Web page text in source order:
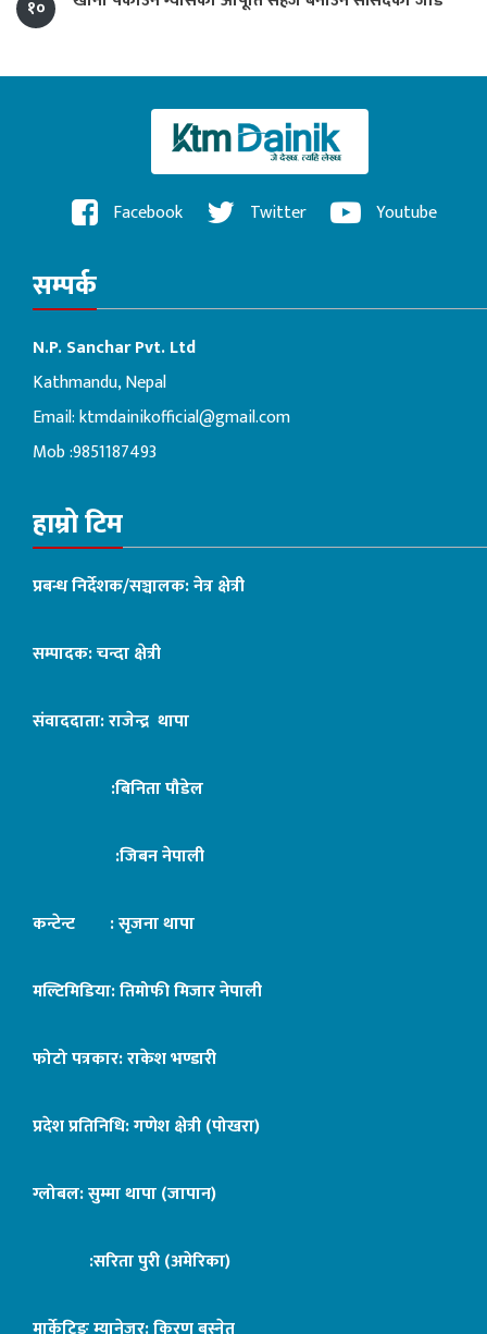
१०
Facebook Twitter Youtube
सम्पर्क
N.P. Sanchar Pvt. Ltd
Kathmandu, Nepal
Email:ktmdainikofficial@gmail.com
Mob :9851187493
हाम्रो टिम
प्रबन्ध निर्देशक/सञ्चालक: नेत्र क्षेत्री
सम्पादक: चन्दा क्षेत्री
संवाददाता: राजेन्द्र थापा
:बिनिता पौडेल
:जिबन नेपाली
कन्टेन्ट : सृजना थापा
मल्टिमिडिया: तिमोफी मिजार नेपाली
फोटो पत्रकार: राकेश भण्डारी
प्रदेश प्रतिनिधि: गणेश क्षेत्री (पोखरा)
ग्लोबल: सुम्मा थापा (जापान)
:सरिता पुरी (अमेरिका)